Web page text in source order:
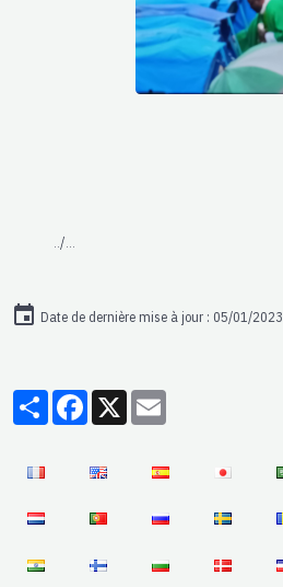
../...
Date de dernière mise à jour : 05/01/2023
PartagerFacebook
X